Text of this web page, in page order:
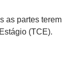
as partes terem
(TCE).